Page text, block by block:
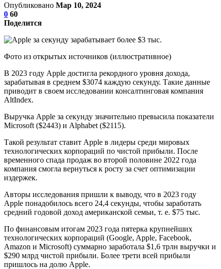
Опубликовано Мар 10, 2024
0 60
Поделится
Фото из открытых источников (иллюстративное)
В 2023 году Apple достигла рекордного уровня дохода,
зарабатывая в среднем $3074 каждую секунду. Такие данные
приводит в своем исследовании консалтинговая компания
AltIndex.
Выручка Apple за секунду значительно превысила показатели
Microsoft ($2443) и Alphabet ($2115).
Такой результат ставит Apple в лидеры среди мировых
технологических корпораций по чистой прибыли. После
временного спада продаж во второй половине 2022 года
компания смогла вернуться к росту за счет оптимизации
издержек.
Авторы исследования пришли к выводу, что в 2023 году
Apple понадобилось всего 24,4 секунды, чтобы заработать
средний годовой доход американской семьи, т. е. $75 тыс.
По финансовым итогам 2023 года пятерка крупнейших
технологических корпораций (Google, Apple, Facebook,
Amazon и Microsoft) суммарно заработала $1,6 трлн выручки и
$290 млрд чистой прибыли. Более трети всей прибыли
пришлось на долю Apple.